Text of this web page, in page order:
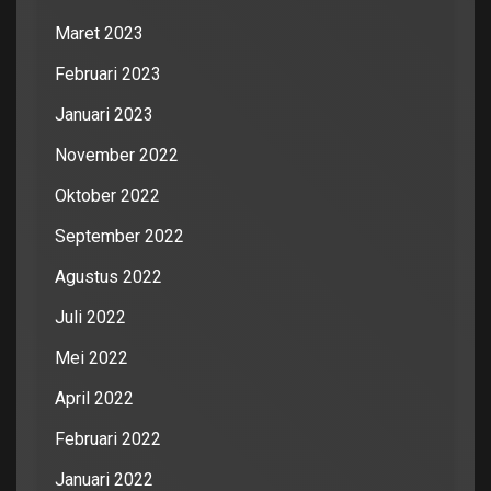
Maret 2023
Februari 2023
Januari 2023
November 2022
Oktober 2022
September 2022
Agustus 2022
Juli 2022
Mei 2022
April 2022
Februari 2022
Januari 2022